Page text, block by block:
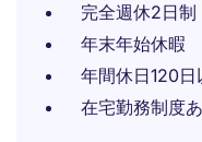
完全週休2日制
年末年始休暇
年間休日120日
在宅勤務制度